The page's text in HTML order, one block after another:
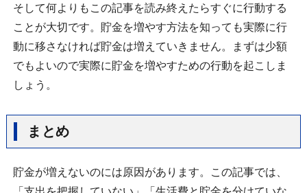
そして何よりもこの記事を読み終えたらすぐに行動する
ことが大切です。貯金を増やす方法を知っても実際に行
動に移さなければ貯金は増えていきません。まずは少額
でもよいので実際に貯金を増やすための行動を起こしま
しょう。
まとめ
貯金が増えないのには原因があります。この記事では、